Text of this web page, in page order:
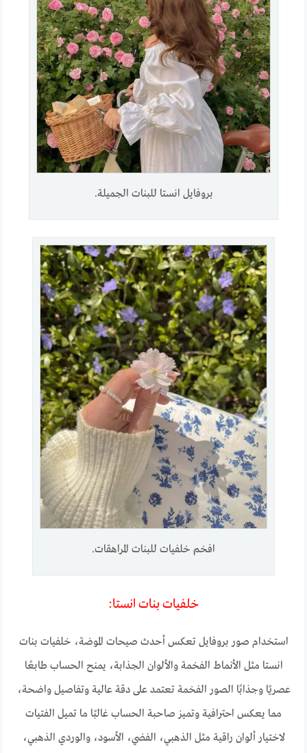
بروفايل انستا للبنات الجميلة.
افخم خلفيات للبنات المراهقات.
خلفيات بنات انستا:
استخدام صور بروفايل تعكس أحدث صيحات الموضة، خلفيات بنات
انستا مثل الأنماط الفخمة والألوان الجذابة، يمنح الحساب طابعًا
عصريًا وجذابًا الصور الفخمة تعتمد على دقة عالية وتفاصيل واضحة،
مما يعكس احترافية وتميز صاحبة الحساب غالبًا ما تميل الفتيات
لاختيار ألوان راقية مثل الذهبي، الفضي، الأسود، والوردي الذهبي،